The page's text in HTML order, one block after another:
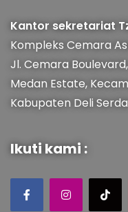
Kantor sekretariat
Kompleks Cemara
Jl. Cemara Boulevard,
Medan Estate,
Kabupaten Deli
Ikuti kami :